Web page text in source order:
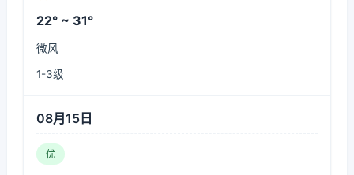
22° ~ 31°
微风
1-3级
08月15日
优